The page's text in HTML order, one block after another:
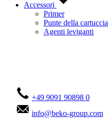
Accessori
Primer
Punte della cartuccia
Agenti leviganti
+49 9091 90898 0
info@beko-group.com